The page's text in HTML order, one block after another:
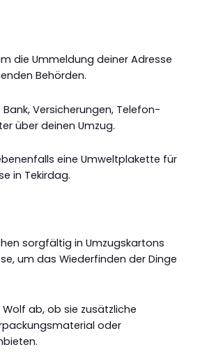
die Ummeldung deiner Adresse
Behörden.
Versicherungen, Telefon-
über deinen Umzug.
eine Umweltplakette für
in Tekirdag.
sorgfältig in Umzugskartons
um das Wiederfinden der Dinge
ab, ob sie zusätzliche
oder